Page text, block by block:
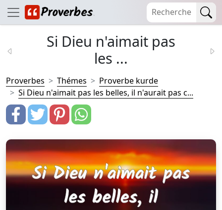
Si Dieu n'aimait pas
les ...
Proverbes Thémes
Proverbe kurde
Si Dieu n'aimait pas les belles, il n'aurait pas c...